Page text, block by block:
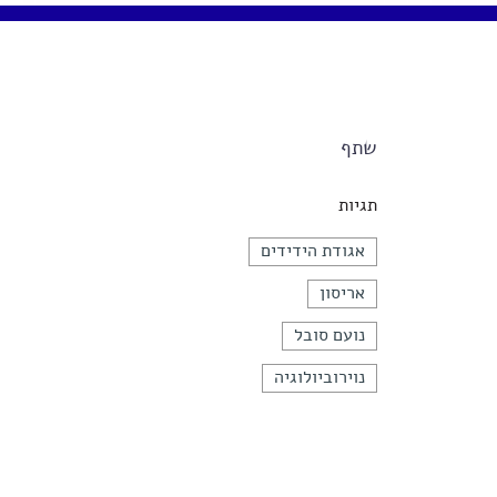
שתף
תגיות
אגודת הידידים
אריסון
נועם סובל
נוירוביולוגיה